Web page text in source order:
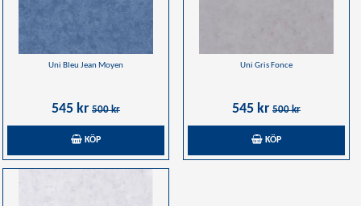
Uni Bleu Jean Moyen
545 kr 500 kr
KÖP
Uni Gris Fonce
545 kr 500 kr
KÖP